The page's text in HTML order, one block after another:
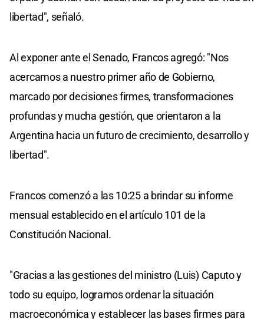
libertad", señaló.
Al exponer ante el Senado, Francos agregó: "Nos
acercamos a nuestro primer año de Gobierno,
marcado por decisiones firmes, transformaciones
profundas y mucha gestión, que orientaron a la
Argentina hacia un futuro de crecimiento, desarrollo y
libertad".
Francos comenzó a las 10:25 a brindar su informe
mensual establecido en el artículo 101 de la
Constitución Nacional.
"Gracias a las gestiones del ministro (Luis) Caputo y
todo su equipo, logramos ordenar la situación
macroeconómica y establecer las bases firmes para